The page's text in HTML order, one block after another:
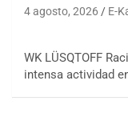
4 agosto, 2026 E-
WK LÜSQTOFF
intensa actividad
08/09-AGO
IAME SERIES
Ramiro Tot (Asfalto)